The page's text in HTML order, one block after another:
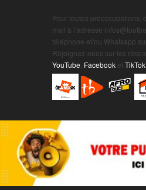
Pour toutes préoccupations,
mail à l’adresse
téléphone et/ou Whatsapp
Rejoignez-nous sur les
YouTube Facebook etTikTok